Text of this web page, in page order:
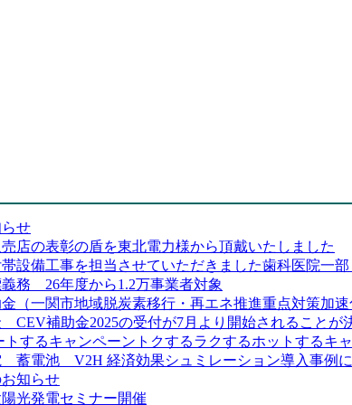
せ
の表彰の盾を東北電力様から頂戴いたしました
設備工事を担当させていただきました歯科医院一
務 26年度から1.2万事業者対象
（一関市地域脱炭素移行・再エネ推進重点対策加速
補助金2025の受付が7月より開始されることが
するキャンペーントクするラクするホットするキ
蓄電池 V2H 経済効果シュミレーション導入事例
知らせ
発電セミナー開催